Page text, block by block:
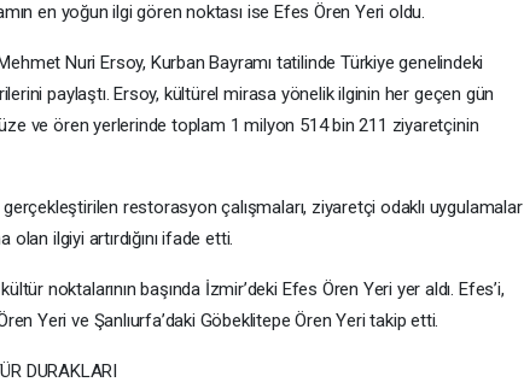
en yoğun ilgi gören noktası ise Efes Ören Yeri oldu.
Nuri Ersoy, Kurban Bayramı tatilinde Türkiye genelindeki
paylaştı. Ersoy, kültürel mirasa yönelik ilginin her geçen gün
ve ören yerlerinde toplam 1 milyon 514 bin 211 ziyaretçinin
restorasyon çalışmaları, ziyaretçi odaklı uygulamalar
olan ilgiyi artırdığını ifade etti.
noktalarının başında İzmir’deki Efes Ören Yeri yer aldı. Efes’i,
Yeri ve Şanlıurfa’daki Göbeklitepe Ören Yeri takip etti.
DURAKLARI